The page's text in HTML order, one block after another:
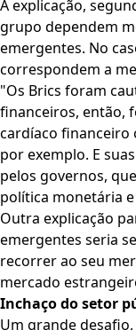
A explicação,
grupo dependem
emergentes. No
correspondem a
"Os Brics foram
financeiros, então,
cardíaco financeiro
por exemplo. E
pelos governos,
política monetária
Outra explicação
emergentes seria
recorrer ao seu
mercado
Inchaço do setor
Um grande